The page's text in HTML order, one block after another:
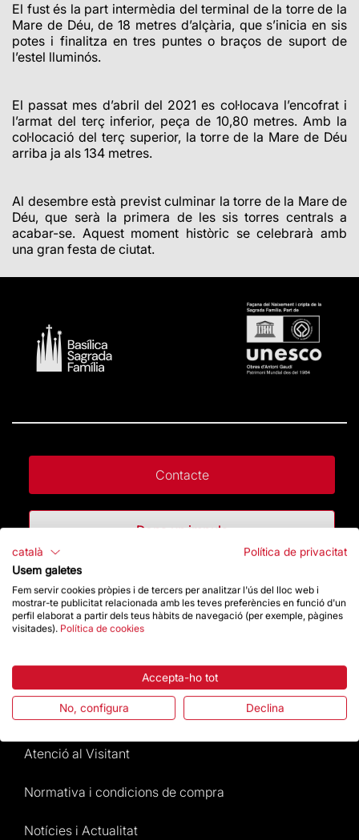
El fust és la part intermèdia del terminal de la torre de la
Mare de Déu, de 18 metres d’alçària, que s’inicia en sis
potes i finalitza en tres puntes o braços de suport de
l’estel lluminós.
El passat mes d’abril del 2021 es col·locava l’encofrat i
l’armat del terç inferior, peça de 10,80 metres. Amb la
col·locació del terç superior, la torre de la Mare de Déu
arriba ja als 134 metres.
Al desembre està previst culminar la torre de la Mare de
Déu, que serà la primera de les sis torres centrals a
acabar-se. Aquest moment històric se celebrarà amb
una gran festa de ciutat.
Contacte
Dona un impuls
Destacats
Preguntes freqüents
Atenció al Visitant
Normativa i condicions de compra
Notícies i Actualitat
català
Política de privacitat
Usem galetes
Fem servir cookies pròpies i de tercers per analitzar l'ús del lloc web i
mostrar-te publicitat relacionada amb les teves preferències en funció d'un
perfil elaborat a partir dels teus hàbits de navegació (per exemple, pàgines
visitades). Política de cookies
Accepta-ho tot
No, configura Declina